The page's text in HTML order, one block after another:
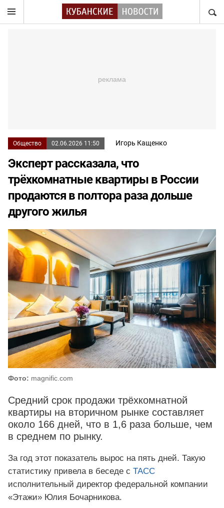
Общество 02.06.2026 11:50 Игорь Кащенко
Эксперт рассказала, что
трёхкомнатные квартиры в России
продаются в полтора раза дольше
другого жилья
Фото: magnific.com
Средний срок продажи трёхкомнатной
квартиры на вторичном рынке составляет
около 166 дней, что в 1,6 раза больше, чем
в среднем по рынку.
За год этот показатель вырос на пять дней. Такую
статистику привела в беседе с ТАСС
исполнительный директор федеральной компании
«Этажи» Юлия Бочарникова.